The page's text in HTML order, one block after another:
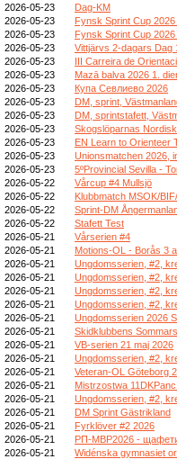
2026-05-23
Dag-KM
2026-05-23
Fynsk Sprint Cup
2026-05-23
Fynsk Sprint Cup
2026-05-23
Vittjärvs 2-dagars Dag
2026-05-23
III Carreira de
2026-05-23
Mazā balva 2026 1.
2026-05-23
Купа Севлиево 2026
2026-05-23
DM, sprint,
2026-05-23
DM, sprintstafett,
2026-05-23
Skogslöparnas
2026-05-23
EN Learn to Orienteer
2026-05-23
Unionsmatchen 2026,
2026-05-23
5ºProvincial Sevilla -
2026-05-22
Vårcup #4 Mullsjö
2026-05-22
Klubbmatch MSOK/
2026-05-22
Sprint-DM
2026-05-22
Stafett Test
2026-05-21
Vårserien #4
2026-05-21
Motions-OL - Borås 3
2026-05-21
Ungdomsserien, #2,
2026-05-21
Ungdomsserien, #2,
2026-05-21
Ungdomsserien, #2,
2026-05-21
Ungdomsserien, #2,
2026-05-21
Ungdomsserien 2026
2026-05-21
Skidklubbens
2026-05-21
VB-serien 21 maj 2026
2026-05-21
Ungdomsserien, #2,
2026-05-21
Veteran-OL Göteborg
2026-05-21
Mistrzostwa
2026-05-21
Ungdomsserien, #2,
2026-05-21
DM Sprint Gästrikland
2026-05-21
Fyrklöver #2 2026
2026-05-21
РП-МВР2026 -
2026-05-21
Widénska gymnasiet